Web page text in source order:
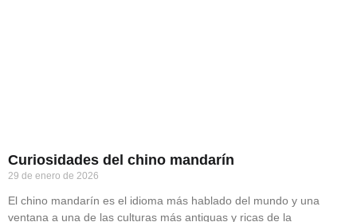
Curiosidades del chino mandarín
29 de enero de 2026
El chino mandarín es el idioma más hablado del mundo y una
ventana a una de las culturas más antiguas y ricas de la